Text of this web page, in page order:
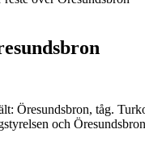
Öresundsbron, tåg.
och